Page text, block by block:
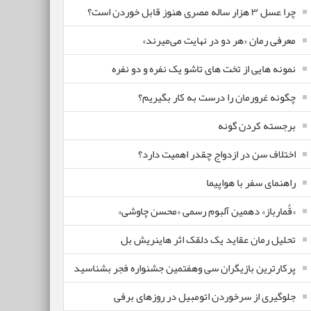
چرا عسل ۳ هزار ساله‌ مصری هنوز قابل خوردن است؟
معرفی رمان «هر دو در نهایت می‌میرند»
نمونه هایی از تخت های تاشو یک نفره و دو نفره
چگونه غرورمان را درست به کار بگیریم؟
برجسته کردن گونه
اختلاف سن در ازدواج چقدر اهمیت دارد؟
راهنمای سفر با هواپیما
«قُمارباز» دهمین آلبوم رسمی «محسن چاوشی»
تحلیل رمان عقاید یک دلقک اثر هاینریش بل
پرکارترین بازیگران سی وهفتمین جشنواره فجر بشناسید
جلوگیری از سرخوردن اتومبیل در روزهای برفی